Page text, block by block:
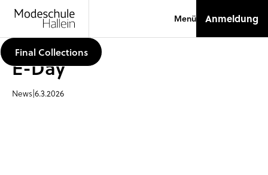
Menü Anmeldung
Final Collections
E-Day
News 6.3.2026